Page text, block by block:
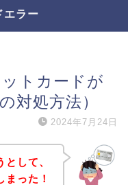
エラー
トカードが
対処方法）
2024年7月24日
して、
った！